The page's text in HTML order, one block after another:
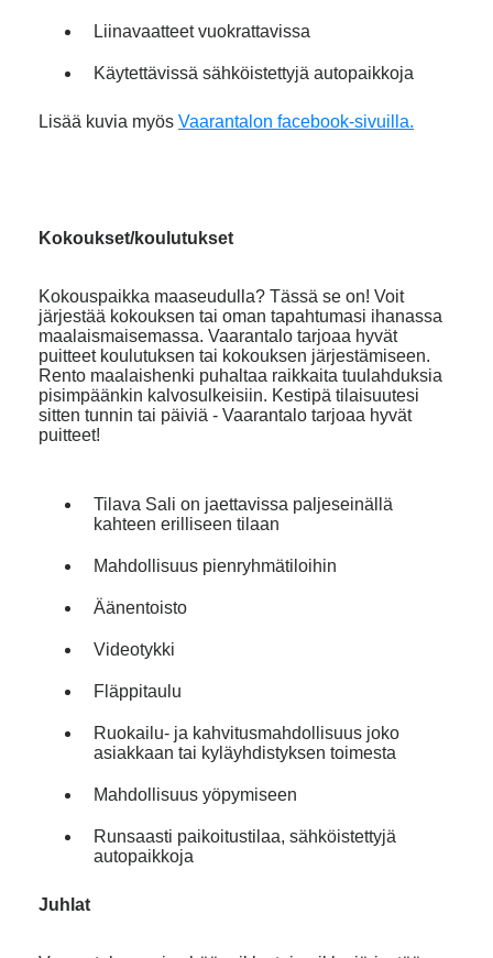
Liinavaatteet vuokrattavissa
Käytettävissä sähköistettyjä autopaikkoja
Lisää kuvia myös Vaarantalon facebook-sivuilla.
Kokoukset/koulutukset
Kokouspaikka maaseudulla? Tässä se on! Voit
järjestää kokouksen tai oman tapahtumasi ihanassa
maalaismaisemassa. Vaarantalo tarjoaa hyvät
puitteet koulutuksen tai kokouksen järjestämiseen.
Rento maalaishenki puhaltaa raikkaita tuulahduksia
pisimpäänkin kalvosulkeisiin. Kestipä tilaisuutesi
sitten tunnin tai päiviä - Vaarantalo tarjoaa hyvät
puitteet!
Tilava Sali on jaettavissa paljeseinällä
kahteen erilliseen tilaan
Mahdollisuus pienryhmätiloihin
Äänentoisto
Videotykki
Fläppitaulu
Ruokailu- ja kahvitusmahdollisuus joko
asiakkaan tai kyläyhdistyksen toimesta
Mahdollisuus yöpymiseen
Runsaasti paikoitustilaa, sähköistettyjä
autopaikkoja
Juhlat